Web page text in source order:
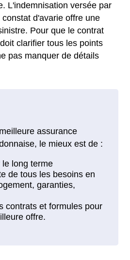
L'indemnisation versée par
d'avarie offre une
Pour que le contrat
clarifier tous les points
pas manquer de détails
assurance
le mieux est de :